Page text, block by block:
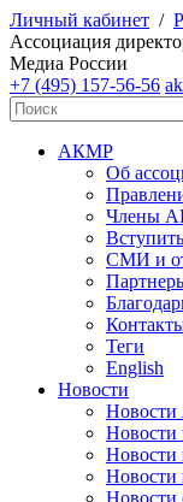
Личный кабинет /
Ассоциация
Медиа России
+7 (495) 157-56-56
АКМР
Об
Члены
СМИ и
Теги
English
Новости
Новости
Новости
Новости